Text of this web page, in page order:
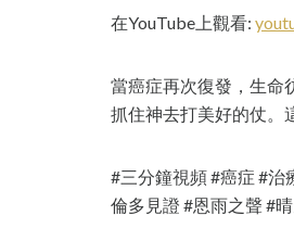
在YouTube上觀看:
當癌症再次復發，生命
抓住神去打美好的仗。
#三分鐘視頻 #癌症 #治
倫多見證 #恩雨之聲 #